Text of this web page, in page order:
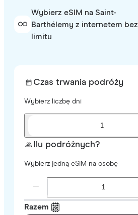
Wybierz eSIM na Saint-
Barthélemy z internetem bez
limitu
Czas trwania podróży
Wybierz liczbę dni
1
Ilu podróżnych?
Wybierz jedną eSIM na osobę
Razem